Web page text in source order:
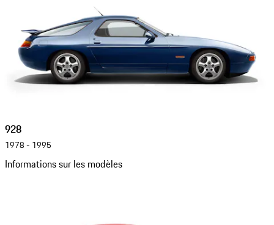
928
1978 - 1995
Informations sur les modèles